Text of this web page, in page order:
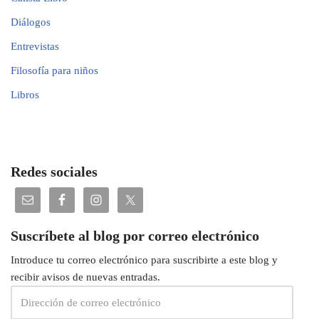
Diálogos
Entrevistas
Filosofía para niños
Libros
Redes sociales
Suscríbete al blog por correo electrónico
Introduce tu correo electrónico para suscribirte a este blog y
recibir avisos de nuevas entradas.